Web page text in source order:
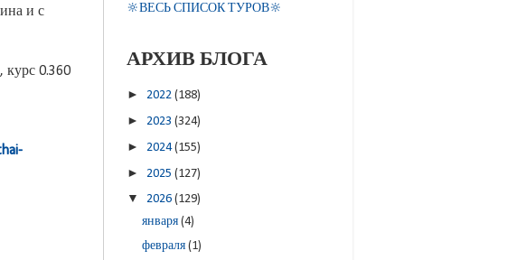
и с
0.360
🔆ВЕСЬ СПИСОК ТУРОВ🔆
АРХИВ БЛОГА
► 2022 (188)
► 2023 (324)
► 2024(155)
► 2025 (127)
▼ 2026 (129)
января(4)
февраля(1)